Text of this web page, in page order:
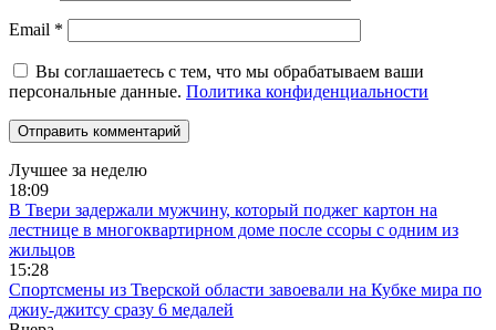
Email *
Вы соглашаетесь с тем, что мы обрабатываем ваши
персональные данные. Политика конфиденциальности
Лучшее за неделю
18:09
В Твери задержали мужчину, который поджег картон на
лестнице в многоквартирном доме после ссоры с одним из
жильцов
15:28
Спортсмены из Тверской области завоевали на Кубке мира по
джиу-джитсу сразу 6 медалей